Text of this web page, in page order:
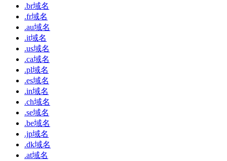
.br域名
.fr域名
.au域名
.it域名
.us域名
.ca域名
.pl域名
.es域名
.in域名
.ch域名
.se域名
.be域名
.jp域名
.dk域名
.at域名